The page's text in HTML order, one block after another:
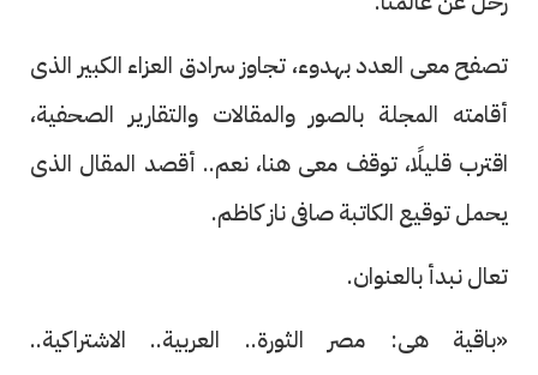
تصفح معى العدد بهدوء، تجاوز سرادق العزاء الكبير الذى
أقامته المجلة بالصور والمقالات والتقارير الصحفية،
اقترب قليلًا، توقف معى هنا، نعم.. أقصد المقال الذى
يحمل توقيع الكاتبة صافى ناز كاظم.
تعال نبدأ بالعنوان.
«باقية هى: مصر الثورة.. العربية.. الاشتراكية..